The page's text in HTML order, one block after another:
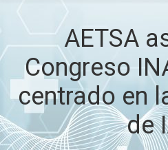
AETSA
Congreso
centrado en
de